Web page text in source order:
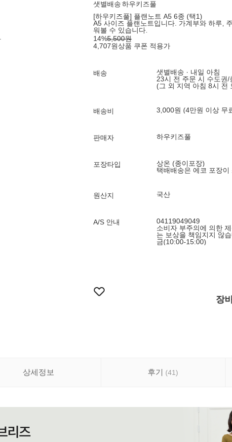
샛별배송하우키즈풀
[하우키즈풀] 플랜노트 A5 6종 (택1)
A5 사이즈 플랜노트입니다. 가계부와 하루,
워볼 수 있습니다.
14%5,500원
4,707원상품 쿠폰 적용가
배송
샛별배송 · 내일 아침
23시 전 주문 시 수도권
(그 외 지역 아침 8시 전
배송비 3,000원 (4만원 이상 무
판매자 하우키즈풀
포장타입
상온 (종이포장)
택배배송은 에코 포장이
원산지 국산
A/S 안내
04119049049
소비자 부주의에 의한
는 보상을 책임지지 않
금(10:00-15:00)
장
상세정보 후기 (41)